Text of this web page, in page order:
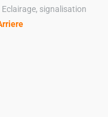
Eclairage, signalisation